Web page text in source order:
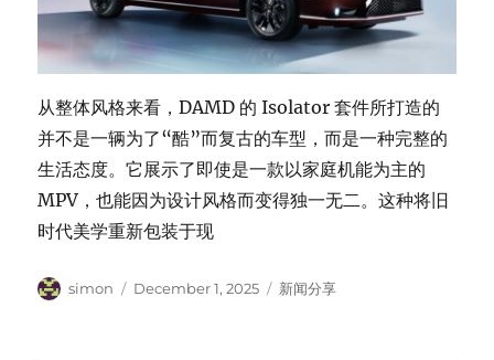
从整体风格来看，DAMD 的 Isolator 套件所打造的
并不是一辆为了“酷”而复古的车型，而是一种完整的
生活态度。它展示了即使是一款以家庭机能为主的
MPV，也能因为设计风格而变得独一无二。这种将旧
时代美学重新包装于现
Author
simon
Posted
December 1, 2025 Categories
新闻分享